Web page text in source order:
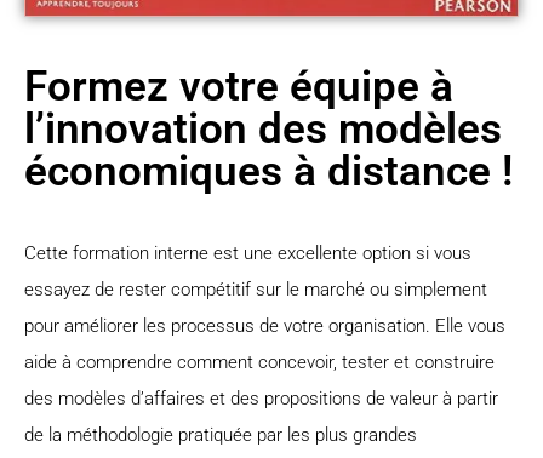
Formez votre équipe à
l’innovation des modèles
économiques à distance !
Cette formation interne est une excellente option si vous
essayez de rester compétitif sur le marché ou simplement
pour améliorer les processus de votre organisation. Elle vous
aide à comprendre comment concevoir, tester et construire
des modèles d’affaires et des propositions de valeur à partir
de la méthodologie pratiquée par les plus grandes